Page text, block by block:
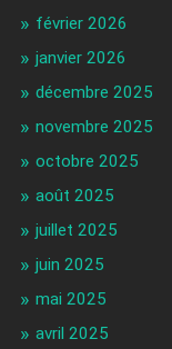
février 2026
janvier 2026
décembre 2025
novembre 2025
octobre 2025
août 2025
juillet 2025
juin 2025
mai 2025
avril 2025